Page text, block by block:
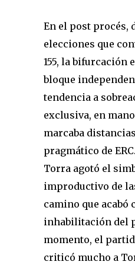
En el post procés,
elecciones que
155, la bifurcación
bloque
tendencia a
exclusiva, en
marcaba
pragmático de
Torra agotó el
improductivo de
camino que acabó
inhabilitación del
momento, el
criticó mucho a